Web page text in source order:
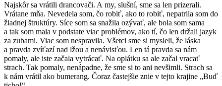
Najskôr sa vrátili drancovači. A my, slušní, sme sa len prizerali.
Vrátane mňa. Nevedela som, čo robiť, ako to robiť, nepatrila som do
žiadnej štruktúry. Síce som sa snažila ozývať, ale bola som sama
a tak som mala v podstate viac problémov, ako tí, čo len držali jazyk
za zubami. Viac som nespravila. Všetci sme si mysleli, že láska
a pravda zvíťazí nad lžou a nenávisťou. Len tá pravda sa nám
pomaly, ale iste začala vytrácať. Na oplátku sa ale začal vracať
strach. Tak pomaly, nenápadne, že sme si to ani nevšimli. Strach sa
k nám vrátil ako bumerang. Čoraz častejšie znie v tejto krajine „Buď